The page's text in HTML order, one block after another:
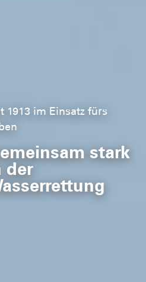
1913 im Einsatz fürs
stark
der